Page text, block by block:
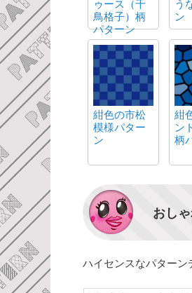
ゥース（千
鳥格子）柄
パターン
う
ン
紺色の市松
模様パター
ン
紺
ン
柄
おし
ハイセンスなパターン